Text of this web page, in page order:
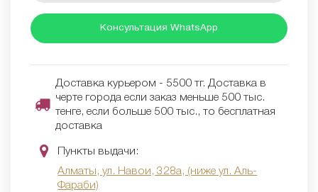
Консультация WhatsApp
Доставка курьером - 5500 тг. Доставка в
черте города если заказ меньше 500 тыс.
тенге, если больше 500 тыс., то бесплатная
доставка
Пункты выдачи:
Алматы, ул. Навои, 328а, (ниже ул. Аль-
Фараби)